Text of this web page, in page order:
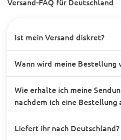
Ist mein Versand diskret?
Wann wird meine Bestellung
Wie erhalte ich meine
nachdem ich eine Bestellung
Liefert ihr nach Deutschland?